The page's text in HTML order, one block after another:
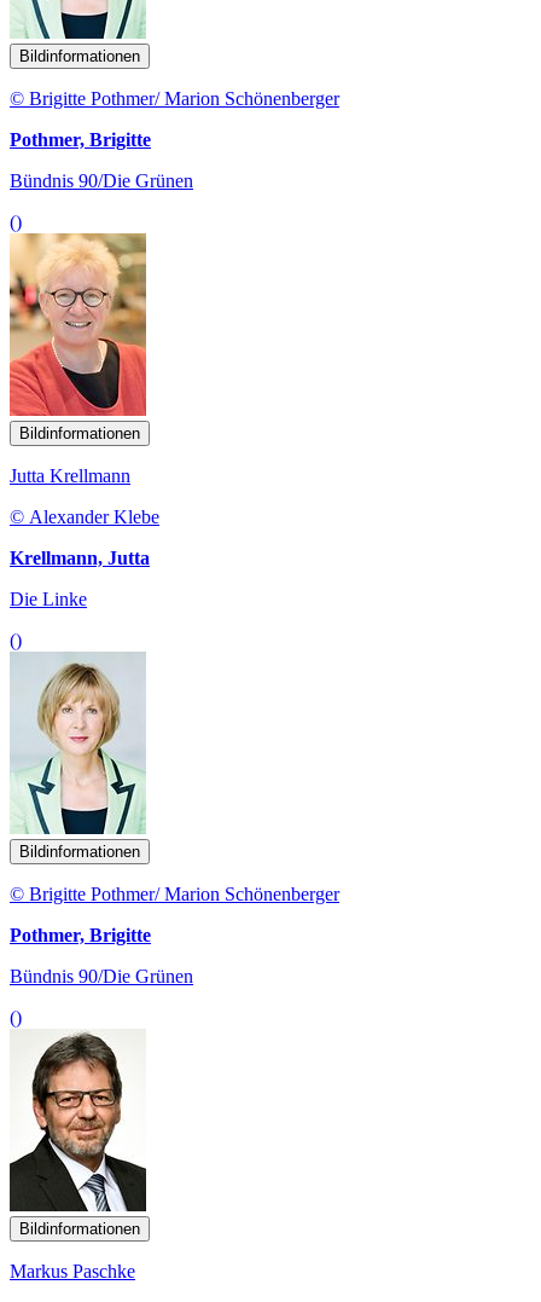
Bildinformationen
© Brigitte Pothmer/ Marion Schönenberger
Pothmer, Brigitte
Bündnis 90/Die Grünen
()
Bildinformationen
Jutta Krellmann
© Alexander Klebe
Krellmann, Jutta
Die Linke
()
Bildinformationen
© Brigitte Pothmer/ Marion Schönenberger
Pothmer, Brigitte
Bündnis 90/Die Grünen
()
Bildinformationen
Markus Paschke